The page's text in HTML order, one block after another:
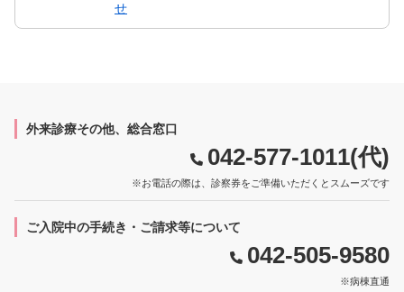
せ
禁煙外来 再開のお知らせ
2026/03/31 伊藤 薫医師（糖尿病内科）入職のお知らせ
破傷風トキソイドワクチン 接種再開のお知
外来診療その他、総合窓口
042-577-1011(代)
※お電話の際は、診察券をご準備いただくとスムーズです
ご入院中の手続き・ご請求等について
042-505-9580
※病棟直通